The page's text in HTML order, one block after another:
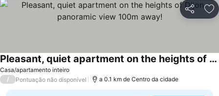
Partilhar
Casa/apartamento inteiro
Pleasant, quiet apartment on the heights of Dijon, panoramic view 100m away!
/ Pontuação não disponível a 0.1 km de Centro da cidade